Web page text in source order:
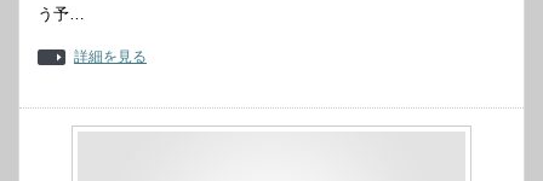
う予…
詳細を見る